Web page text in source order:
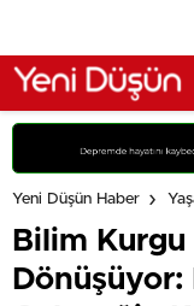
Yeni Düşün Haber
Bilim
Dönüşüyor: